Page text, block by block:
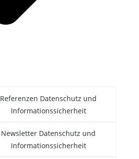
Refe­ren­zen Daten­schutz und
Informationssicherheit
News­let­ter Daten­schutz und
Informationssicherheit